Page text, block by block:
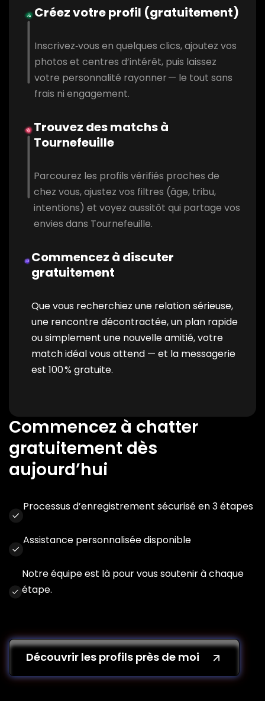
Créez votre profil (gratuitement)
Inscrivez‑vous en quelques clics, ajoutez vos
photos et centres d’intérêt, puis laissez
votre personnalité rayonner — le tout sans
frais ni engagement.
Trouvez des matchs à
Tournefeuille
Parcourez les profils vérifiés proches de
chez vous, ajustez vos filtres (âge, tribu,
intentions) et voyez aussitôt qui partage vos
envies dans Tournefeuille.
Commencez à discuter
gratuitement
Que vous recherchiez une relation sérieuse,
une rencontre décontractée, un plan rapide
ou simplement une nouvelle amitié, votre
match idéal vous attend — et la messagerie
est 100 % gratuite.
Commencez à chatter
gratuitement dès
aujourd’hui
Processus d’enregistrement sécurisé en 3 étapes
Assistance personnalisée disponible
Notre équipe est là pour vous soutenir à chaque
étape.
Découvrir les profils près de moi